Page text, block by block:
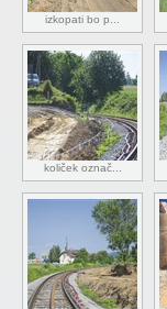
izkopati bo p...
količek označ...